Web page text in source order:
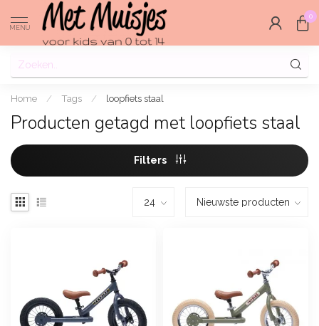
MENU
0
Home / Tags / loopfiets staal
Producten getagd met loopfiets staal
Filters